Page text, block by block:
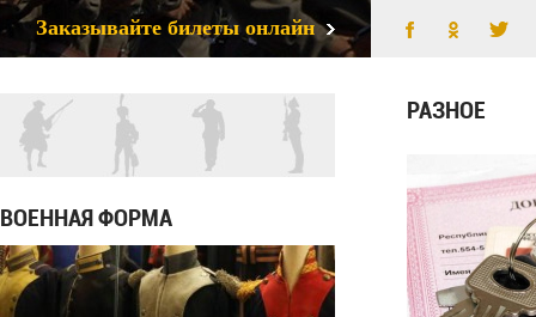
Заказывайте билеты онлайн
ВОЕННАЯ ФОРМА
РАЗНОЕ